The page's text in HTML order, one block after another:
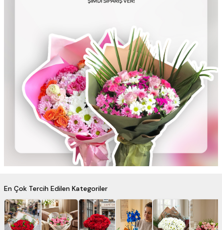
En Çok Tercih Edilen Kategoriler